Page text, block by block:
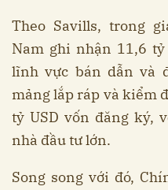
Theo Savills, trong
Nam ghi nhận 11,6
lĩnh vực bán dẫn và
mảng lắp ráp và kiểm
tỷ USD vốn đăng ký,
nhà đầu tư lớn.
Song song với đó,